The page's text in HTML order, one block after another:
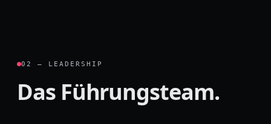
02 — LEADERSHIP
Das Führungsteam.